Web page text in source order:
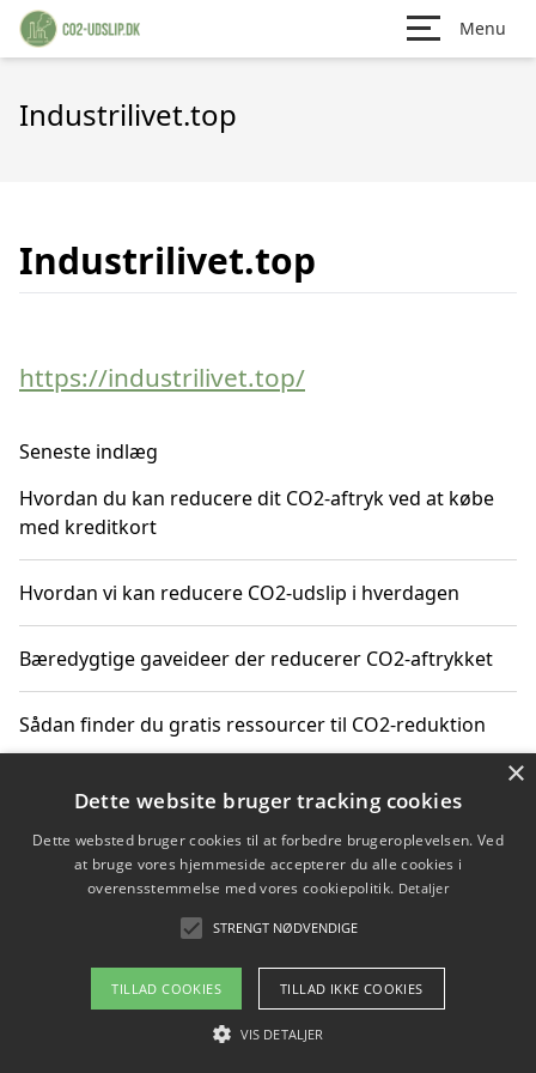
Menu
Industrilivet.top
Industrilivet.top
https://industrilivet.top/
Seneste indlæg
Hvordan du kan reducere dit CO2-aftryk ved at købe
med kreditkort
Hvordan vi kan reducere CO2-udslip i hverdagen
Bæredygtige gaveideer der reducerer CO2-aftrykket
Sådan finder du gratis ressourcer til CO2-reduktion
Hvordan gadgets til hjemmet kan reducere CO2-udslip
Copyright 2026 - Pilanto Aps
Om / kontakt
Blog Betingelser
×
Dette website bruger tracking cookies
Dette websted bruger cookies til at forbedre brugeroplevelsen. Ved
at bruge vores hjemmeside accepterer du alle cookies i
overensstemmelse med vores cookiepolitik. Detaljer
STRENGT NØDVENDIGE
TILLAD COOKIES TILLAD IKKE COOKIES
VIS DETALJER